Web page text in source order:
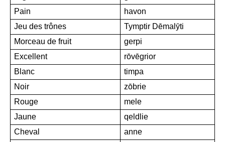
Pain
havon
Jeu des trônes
Tymptir Dēmalȳti
Morceau de fruit
gerpi
Excellent
rōvēgrior
Blanc
timpa
Noir
zōbrie
Rouge
mele
Jaune
qeldlie
Cheval
anne